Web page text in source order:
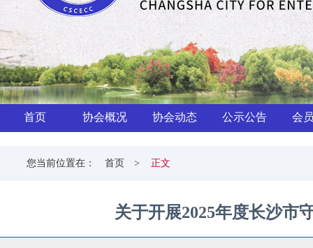
首页 协会概况 协会动态 公示公告 会
您当前位置在： 首页 > 正文
关于开展2025年度长沙市